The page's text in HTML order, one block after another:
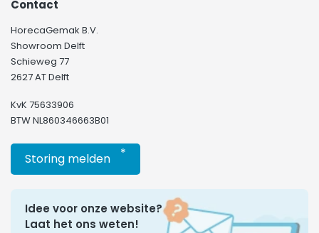
Contact
HorecaGemak B.V.
Showroom Delft
Schieweg 77
2627 AT Delft
KvK 75633906
BTW NL860346663B01
Storing melden *
Idee voor onze website?
Laat het ons weten!